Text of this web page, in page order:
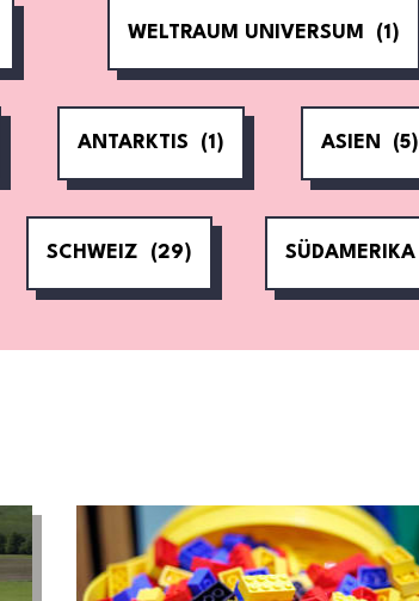
WELTRAUM UNIVERSUM (1)
ANTARKTIS (1) ASIEN (5)
SCHWEIZ (29) SÜDAMERIKA